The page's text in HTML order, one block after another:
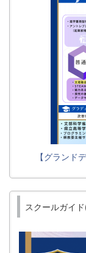
【グランド
スクールガイ